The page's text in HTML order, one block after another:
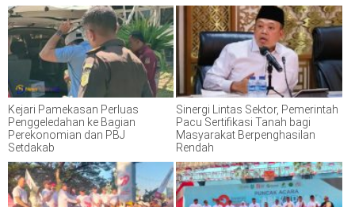
Kejari Pamekasan Perluas
Penggeledahan ke Bagian
Perekonomian dan PBJ
Setdakab
Sinergi Lintas Sektor, Pemerintah
Pacu Sertifikasi Tanah bagi
Masyarakat Berpenghasilan
Rendah